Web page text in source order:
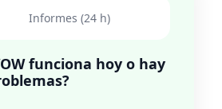
Informes (24 h)
funciona hoy o hay